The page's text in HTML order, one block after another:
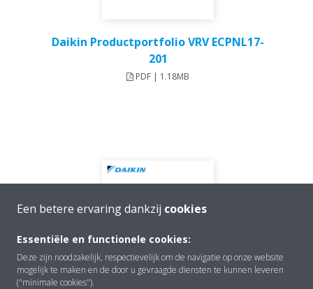
Daikin Productportfolio VRV ECPNL17-
201
PDF | 1.18MB
Een betere ervaring dankzij cookies
Essentiële en functionele cookies:
Deze zijn noodzakelijk, respectievelijk om de navigatie op onze website
mogelijk te maken en de door u gevraagde diensten te kunnen leveren
("minimale cookies").